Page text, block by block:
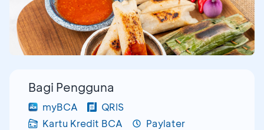
Bagi Pengguna
myBCA
QRIS
Kartu Kredit BCA
Paylater